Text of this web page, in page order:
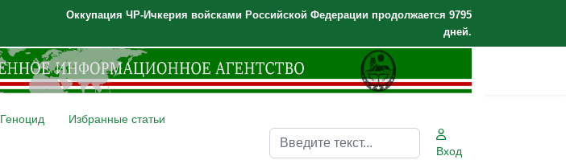
Оккупация ЧР-Ичкерия войсками Российской Федерации продолжается 9795
дней.
Геноцид Избранные статьи
Поиск
Вход